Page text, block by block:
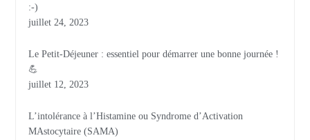
:-)
juillet 24, 2023
Le Petit-Déjeuner : essentiel pour démarrer une bonne journée !
💪
juillet 12, 2023
L’intolérance à l’Histamine ou Syndrome d’Activation
MAstocytaire (SAMA)